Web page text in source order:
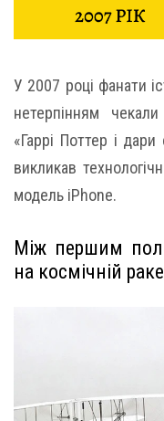
У 2007 році фанати
нетерпінням
«Гаррі Поттер і
викликав
модель iPhone.
Між першим
на космічній